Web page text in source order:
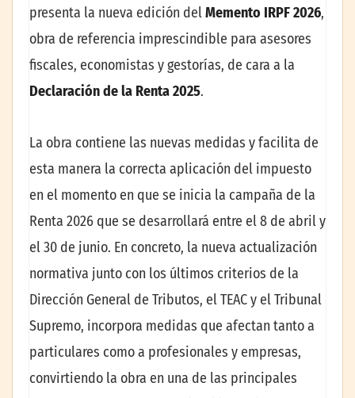
presenta la nueva edición delMemento IRPF2026,
obra de referencia imprescindible para asesores
fiscales, economistas y gestorías, de cara a la
Declaración de la Renta 2025.
La obra contiene las nuevas medidas y facilita de
esta manera la correcta aplicación del impuesto
en el momento en que se inicia la campaña de la
Renta 2026 que se desarrollará entre el 8 de abril y
el 30 de junio. En concreto, la nueva actualización
normativa junto con los últimos criterios de la
Dirección General de Tributos, el TEAC y el Tribunal
Supremo, incorpora medidas que afectan tanto a
particulares como a profesionales y empresas,
convirtiendo la obra en una de las principales